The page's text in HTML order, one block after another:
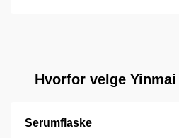
Hvorfor velge
Serumflaske